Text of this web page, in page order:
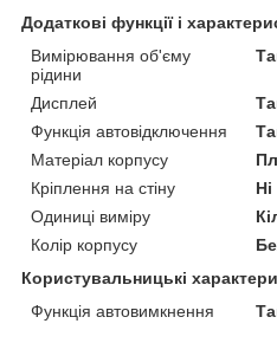
Додаткові функції і
Вимірювання об'єму
рідини
Дисплей
Функція автовідключення
Матеріал корпусу
Кріплення на стіну
Ні
Одиниці виміру
Колір корпусу
Користувальницькі
Функція автовимкнення